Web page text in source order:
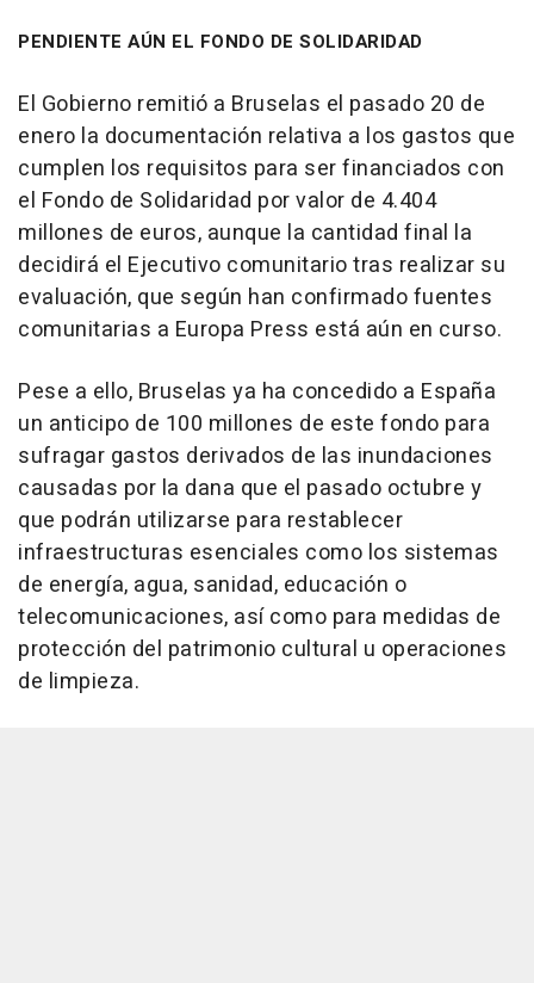
PENDIENTE AÚN EL FONDO DE SOLIDARIDAD
El Gobierno remitió a Bruselas el pasado 20 de
enero la documentación relativa a los gastos que
cumplen los requisitos para ser financiados con
el Fondo de Solidaridad por valor de 4.404
millones de euros, aunque la cantidad final la
decidirá el Ejecutivo comunitario tras realizar su
evaluación, que según han confirmado fuentes
comunitarias a Europa Press está aún en curso.
Pese a ello, Bruselas ya ha concedido a España
un anticipo de 100 millones de este fondo para
sufragar gastos derivados de las inundaciones
causadas por la dana que el pasado octubre y
que podrán utilizarse para restablecer
infraestructuras esenciales como los sistemas
de energía, agua, sanidad, educación o
telecomunicaciones, así como para medidas de
protección del patrimonio cultural u operaciones
de limpieza.